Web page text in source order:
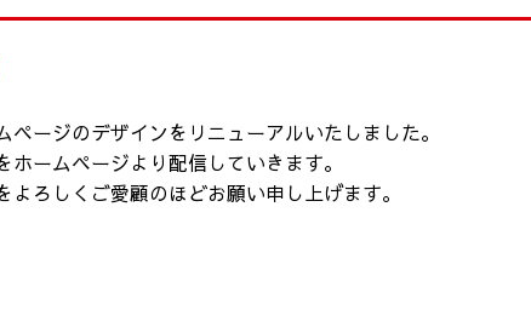
ページのデザインをリニューアルいたしました。
ームページより配信していきます。
ろしくご愛顧のほどお願い申し上げます。